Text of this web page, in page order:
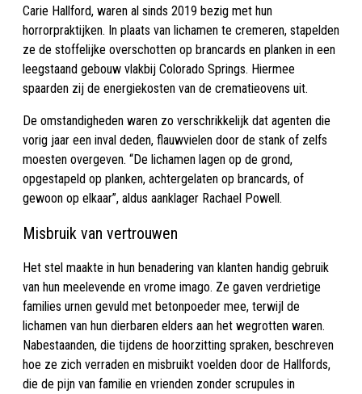
Carie Hallford, waren al sinds 2019 bezig met hun
horrorpraktijken. In plaats van lichamen te cremeren, stapelden
ze de stoffelijke overschotten op brancards en planken in een
leegstaand gebouw vlakbij Colorado Springs. Hiermee
spaarden zij de energiekosten van de crematieovens uit.
De omstandigheden waren zo verschrikkelijk dat agenten die
vorig jaar een inval deden, flauwvielen door de stank of zelfs
moesten overgeven. “De lichamen lagen op de grond,
opgestapeld op planken, achtergelaten op brancards, of
gewoon op elkaar”, aldus aanklager Rachael Powell.
Misbruik van vertrouwen
Het stel maakte in hun benadering van klanten handig gebruik
van hun meelevende en vrome imago. Ze gaven verdrietige
families urnen gevuld met betonpoeder mee, terwijl de
lichamen van hun dierbaren elders aan het wegrotten waren.
Nabestaanden, die tijdens de hoorzitting spraken, beschreven
hoe ze zich verraden en misbruikt voelden door de Hallfords,
die de pijn van familie en vrienden zonder scrupules in